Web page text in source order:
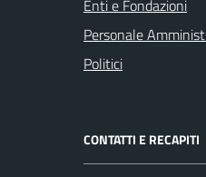
Enti e Fondazioni
Personale
Politici
CONTATTI E RECAPITI